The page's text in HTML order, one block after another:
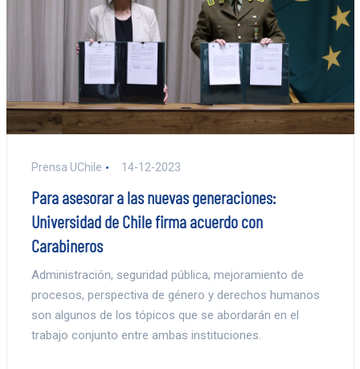
Prensa UChile 14-12-2023
Para asesorar a las nuevas generaciones:
Universidad de Chile firma acuerdo con
Carabineros
Administración, seguridad pública, mejoramiento de
procesos, perspectiva de género y derechos humanos
son algunos de los tópicos que se abordarán en el
trabajo conjunto entre ambas instituciones.